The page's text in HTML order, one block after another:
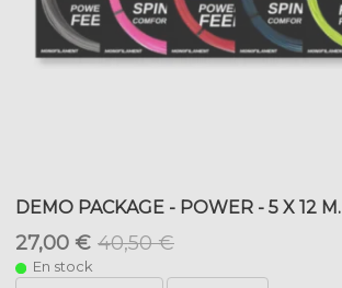
DEMO PACKAGE - POWER - 5 X 12 M.
27,00 € 40,50 €
En stock